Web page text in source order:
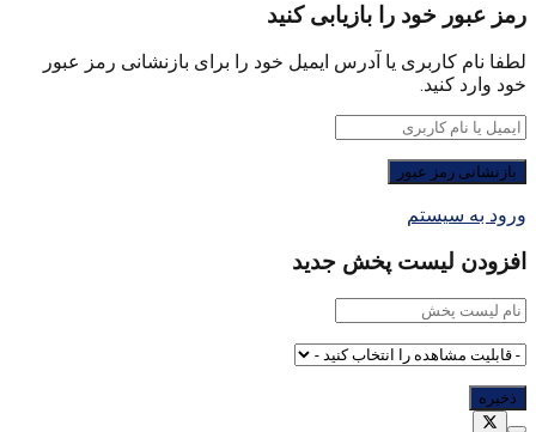
رمز عبور خود را بازیابی کنید
لطفا نام کاربری یا آدرس ایمیل خود را برای بازنشانی رمز عبور
خود وارد کنید.
ورود به سیستم
افزودن لیست پخش جدید